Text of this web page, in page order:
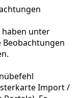
haben unter
Beobachtungen
Import /